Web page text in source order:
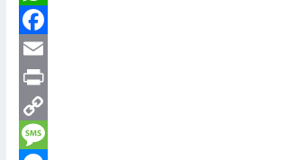
W
h
a
t
s
F
a
c
e
E
m
a
P
rC